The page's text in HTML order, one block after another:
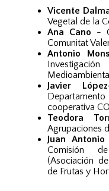
Vicente
Vegetal de la
Ana Cano -
Comunitat
Antonio
Javier
cooperativa
Teodora
Agrupaciones
Juan Antonio
Comisión
(Asociación
de Frutas y